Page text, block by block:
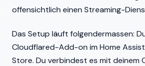
offensichtlich einen Streaming-
Das Setup läuft folgendermassen:
Cloudflared-Add-on im Home
Store. Du verbindest es mit deinem